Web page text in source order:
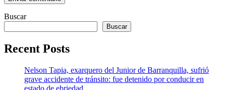
Buscar
Buscar
Recent Posts
Nelson Tapia, exarquero del Junior de Barranquilla, sufrió
grave accidente de tránsito: fue detenido por conducir en
estado de ebriedad